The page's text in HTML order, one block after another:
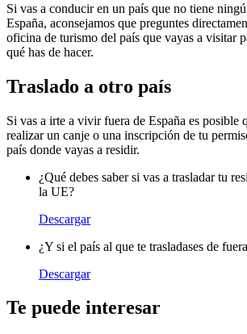
Si vas a conducir en un país que no tiene
España, aconsejamos que preguntes
oficina de turismo del país que vayas a visitar
qué has de hacer.
Traslado a otro país
Si vas a irte a vivir fuera de España es posible
realizar un canje o una inscripción de tu
país donde vayas a residir.
¿Qué debes saber si vas a trasladar tu
la UE?
Descargar
¿Y si el país al que te trasladases de
Descargar
Te puede interesar